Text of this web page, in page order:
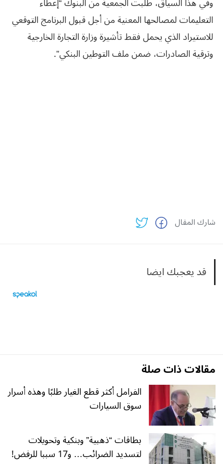
التعليمات لمصالحها المعنية من أجل قبول البرنامج التوقعي
للاستيراد الذي يحمل فقط تأشيرة وزارة التجارة الخارجية
وترقية الصادرات، ضمن ملف التوطين البنكي”.
شارك المقال
قد يعجبك ايضا
مقالات ذات صلة
الفرامل أكثر قطع الغيار طلبًا وهذه أسرار
سوق السيارات
بطاقات “ذهبية” وبنكية وتحويلات
لتسديد الضرائب… و17 سببا للرفض!